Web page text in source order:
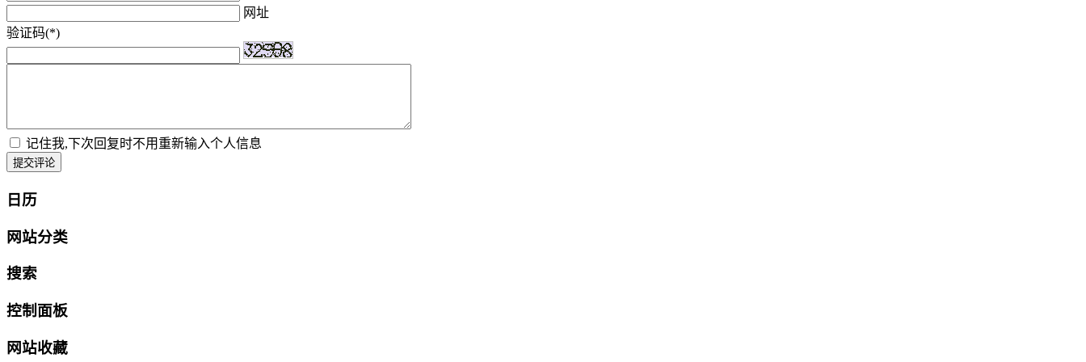
网址
验证码(*)
记住我,下次回复时不用重新输入个人信息
提交评论
日历
网站分类
搜索
控制面板
网站收藏